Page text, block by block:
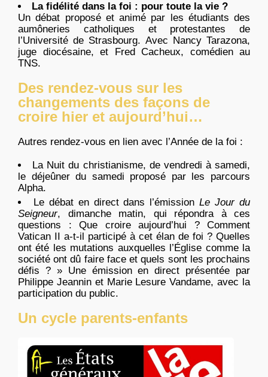
La fidélité dans la foi : pour toute la vie ?
Un débat proposé et animé par les étudiants des
aumôneries catholiques et protestantes de
l’Université de Strasbourg. Avec Nancy Tarazona,
juge diocésaine, et Fred Cacheux, comédien au
TNS.
Des rendez-vous sur les
changements des façons de
croire hier et aujourd’hui…
Autres rendez-vous en lien avec l’Année de la foi :
La Nuit du christianisme, de vendredi à samedi,
le déjeûner du samedi proposé par les parcours
Alpha.
Le débat en direct dans l’émissionLe Jour du
Seigneur, dimanche matin, qui répondra à ces
questions : Que croire aujourd’hui ? Comment
Vatican II a-t-il participé à cet élan de foi ? Quelles
ont été les mutations auxquelles l’Église comme la
société ont dû faire face et quels sont les prochains
défis ? » Une émission en direct présentée par
Philippe Jeannin et Marie Lesure Vandame, avec la
participation du public.
Un cycle parents-enfants